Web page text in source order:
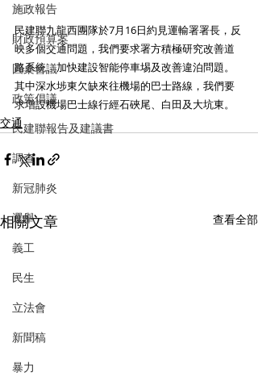
施政報告
財政預算案
圓桌會議
政策倡議
民建聯報告及建議書
調查
新冠肺炎
選舉
義工
民生
立法會
新聞稿
暴力
民建聯九龍西團隊於7月16日約見運輸署署長，反
映多個交通問題，我們要求署方積極研究改善道
路系統、加快建設智能停車埸及改善違泊問題。
其中深水埗東欠缺來往機場的巴士路線，我們要
求增設機場巴士線行經石硤尾、白田及大坑東。
交通
相關文章 查看全部